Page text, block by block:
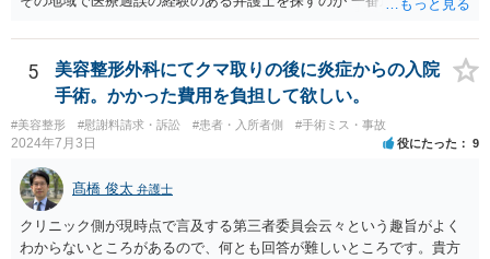
5
美容整形外科にてクマ取りの後に炎症からの入院
手術。かかった費用を負担して欲しい。
#美容整形 #慰謝料請求・訴訟 #患者・入所者側 #手術ミス・事故
2024年7月3日 役にたった 9
髙橋 俊太 弁護士
クリニック側が現時点で言及する第三者委員会云々という趣旨がよく
わからないところがあるので、何とも回答が難しいところです。貴方